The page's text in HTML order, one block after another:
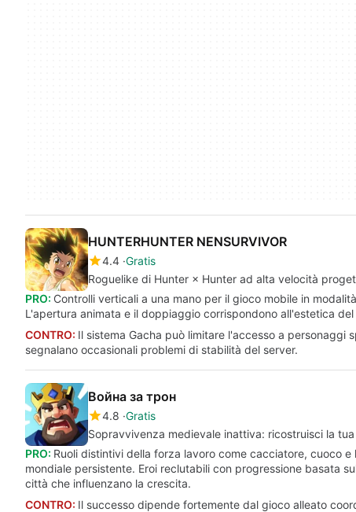
HUNTERHUNTER NENSURVIVOR
4.4 Gratis
Roguelike di Hunter × Hunter ad alta velocità
PRO: Controlli verticali a una mano per il gioco mobile in
L'apertura animata e il doppiaggio corrispondono all'estetica
CONTRO: Il sistema Gacha può limitare l'accesso a
segnalano occasionali problemi di stabilità del server.
Война за трон
4.8 Gratis
Sopravvivenza medievale inattiva: ricostruisci la
PRO: Ruoli distintivi della forza lavoro come cacciatore, cuoco
mondiale persistente. Eroi reclutabili con progressione basata
città che influenzano la crescita.
CONTRO: Il successo dipende fortemente dal gioco alleato